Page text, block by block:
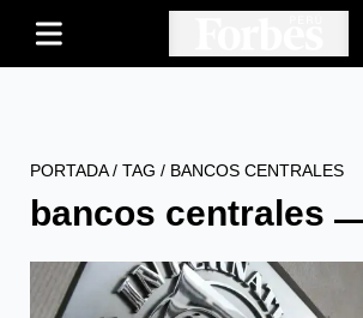
PORTADA/ TAG / BANCOS CENTRALES
bancos centrales